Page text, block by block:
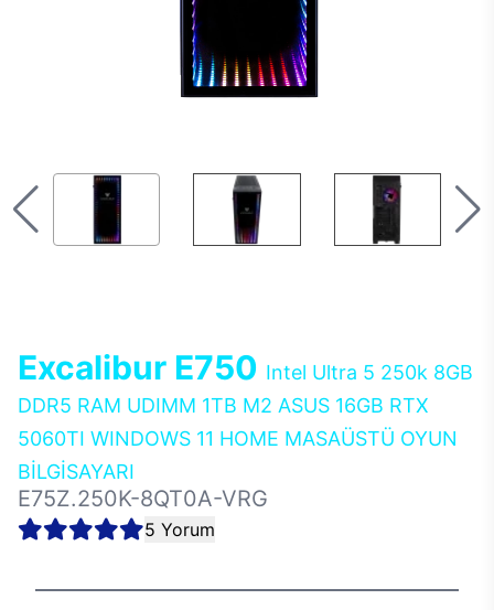
Excalibur E750 Intel Ultra 5 250k 8GB
DDR5 RAM UDIMM 1TB M2 ASUS 16GB RTX
5060TI WINDOWS 11 HOME MASAÜSTÜ OYUN
BİLGİSAYARI
E75Z.250K-8QT0A-VRG
5 Yorum